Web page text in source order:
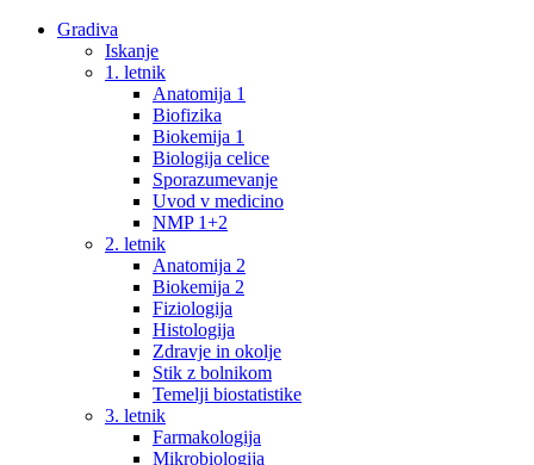
Gradiva
Iskanje
1. letnik
Anatomija 1
Biofizika
Biokemija 1
Biologija celice
Sporazumevanje
Uvod v medicino
NMP 1+2
2. letnik
Anatomija 2
Biokemija 2
Fiziologija
Histologija
Zdravje in okolje
Stik z bolnikom
Temelji biostatistike
3. letnik
Farmakologija
Mikrobiologija